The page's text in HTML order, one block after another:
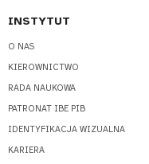
INSTYTUT
O NAS
KIEROWNICTWO
RADA NAUKOWA
PATRONAT IBE PIB
IDENTYFIKACJA WIZUALNA
KARIERA